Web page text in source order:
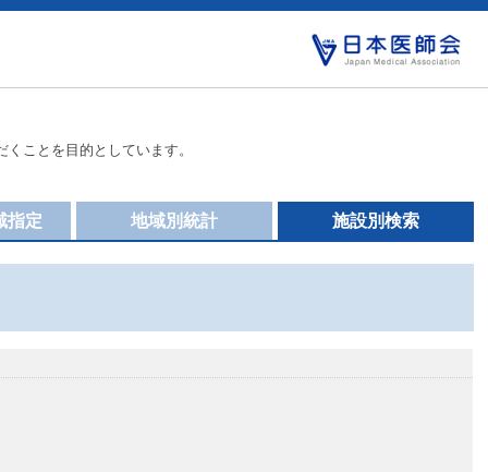
ことを目的としています。
施設別検索
地域別統計
指定